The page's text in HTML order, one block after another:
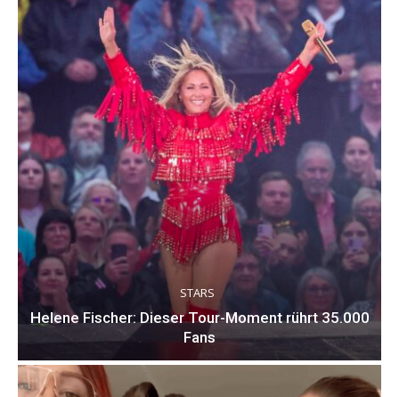
STARS
Helene Fischer: Dieser Tour-Moment rührt 35.000
Fans